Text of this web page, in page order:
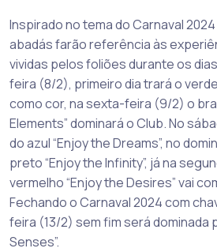
Inspirado no tema do Carnaval
abadás farão referência às
vividas pelos foliões durante os
feira (8/2), primeiro dia trará o
como cor, na sexta-feira (9/2) o
Elements” dominará o Club. No
do azul “Enjoy the Dreams”, no
preto “Enjoy the Infinity”, já na
vermelho “Enjoy the Desires” vai
Fechando o Carnaval 2024 com
feira (13/2) sem fim será dominada
Senses”.